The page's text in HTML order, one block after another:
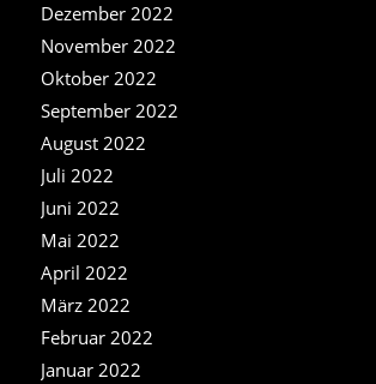
Dezember 2022
November 2022
Oktober 2022
September 2022
August 2022
Juli 2022
Juni 2022
Mai 2022
April 2022
März 2022
Februar 2022
Januar 2022